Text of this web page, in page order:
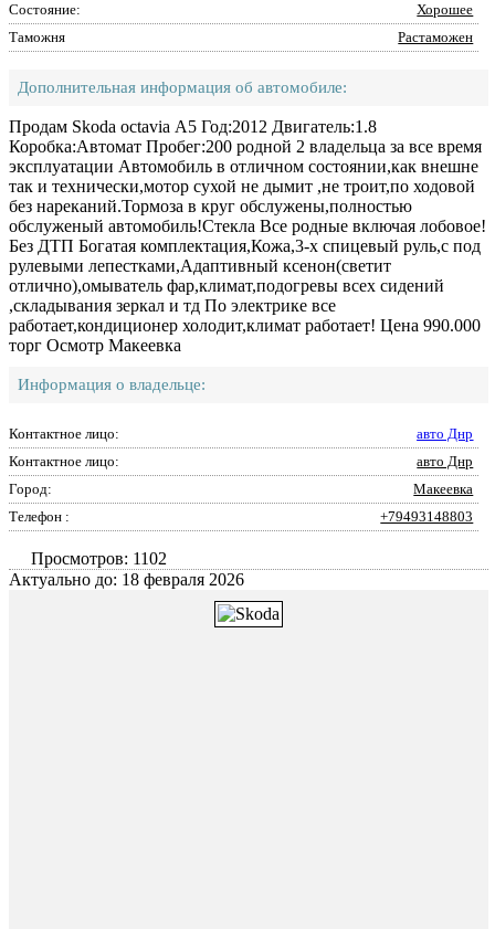
Состояние:
Хорошее
Таможня
Растаможен
Дополнительная информация об автомобиле:
Продам Skoda octavia А5 Год:2012 Двигатель:1.8
Коробка:Автомат Пробег:200 родной 2 владельца за все время
эксплуатации Автомобиль в отличном состоянии,как внешне
так и технически,мотор сухой не дымит ,не троит,по ходовой
без нареканий.Тормоза в круг обслужены,полностью
обслуженый автомобиль!Стекла Все родные включая лобовое!
Без ДТП Богатая комплектация,Кожа,3-х спицевый руль,с под
рулевыми лепестками,Адаптивный ксенон(светит
отлично),омыватель фар,климат,подогревы всех сидений
,складывания зеркал и тд По электрике все
работает,кондиционер холодит,климат работает! Цена 990.000
торг Осмотр Макеевка
Информация о владельце:
Контактное лицо:
авто Днр
Контактное лицо:
авто Днр
Город:
Макеевка
Телефон :
+79493148803
Просмотров: 1102
Актуально до: 18 февраля 2026